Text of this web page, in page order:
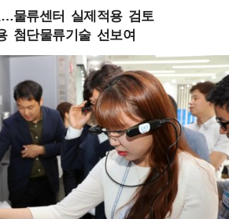
물류센터 실제적용 검토
첨단물류기술 선보여